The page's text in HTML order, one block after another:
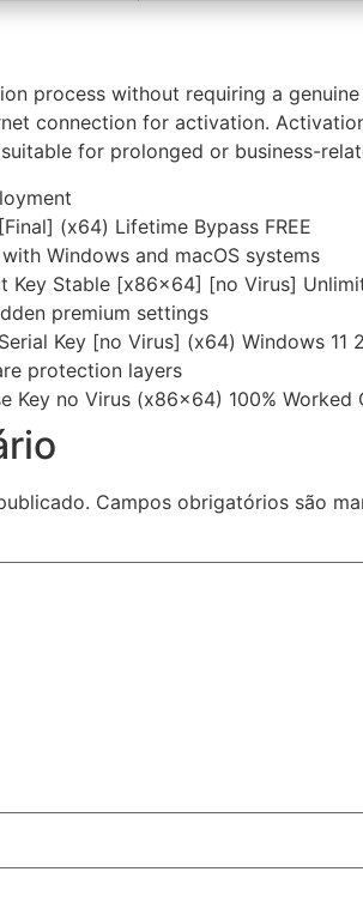
process without requiring a
connection for activation.
for prolonged or business-
(x64) Lifetime Bypass FREE
Windows and macOS systems
Key Stable [x86x64] [no Virus]
premium settings
Key [no Virus] (x64) Windows 11
protection layers
Key no Virus (x86x64) 100% Worked
Campos obrigatórios são